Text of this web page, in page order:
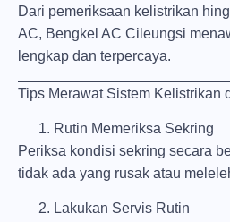
Dari pemeriksaan kelistrikan
AC, Bengkel AC Cileungsi
lengkap dan terpercaya.
Tips Merawat Sistem Kelistrikan
Rutin Memeriksa Sekring
Periksa kondisi sekring secara
tidak ada yang rusak atau
Lakukan Servis Rutin